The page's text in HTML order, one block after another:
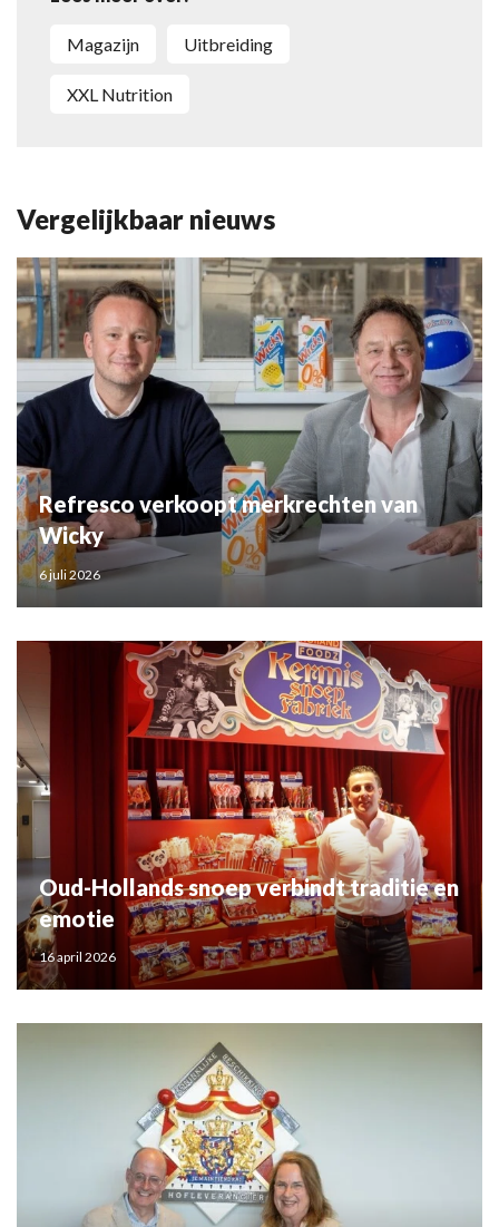
magazijn uitbreiding
XXL Nutrition
Vergelijkbaar nieuws
Refresco verkoopt merkrechten van
Wicky
6 juli 2026
Oud-Hollands snoep verbindt traditie en
emotie
16 april 2026